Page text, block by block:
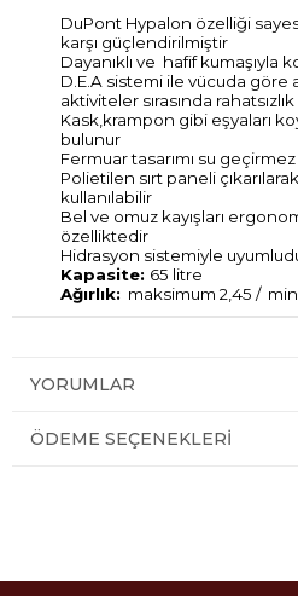
DuPont Hypalon özelliği
karşı güçlendirilmiştir
Dayanıklı ve hafif kumaşıyla
D.E.A sistemi ile vücuda göre
aktiviteler sırasında
Kask,krampon gibi eşyaları
bulunur
Fermuar tasarımı su
Polietilen sırt paneli
kullanılabilir
Bel ve omuz kayışları
özelliktedir
Hidrasyon sistemiyle
Kapasite: 65 litre
Ağırlık: maksimum 2,45 /
YORUMLAR
ÖDEME SEÇENEKLERI